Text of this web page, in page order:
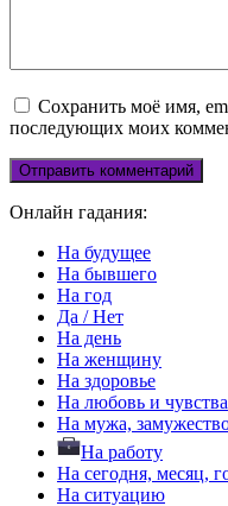
Сохранить моё имя,
последующих моих
Онлайн гадания:
На будущее
На бывшего
На год
Да / Нет
На день
На женщину
На здоровье
На любовь и чувства
На мужа,
На работу
На сегодня, месяц,
На ситуацию